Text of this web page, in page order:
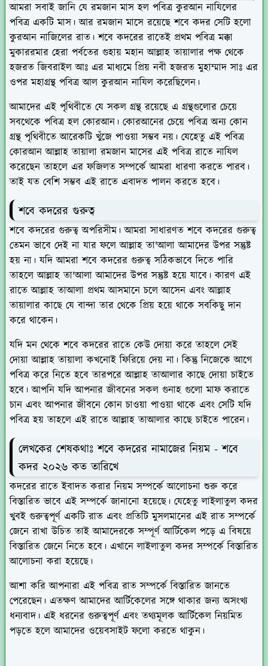
আমরা সবাই জানি যে রমজান মাস হল পবিত্র কুরআন নাযিলের
পবিত্র একটি মাস। আর রমজান মাসে রয়েছে শবে কদর সেটি হলো
কুরআন নাজিলের রাত। শবে কদরের রাতেই প্রথম পবিত্র মক্কা
মুকাররমার হেরা পর্বতের গুহায় মহান আল্লাহ তায়ালার পক্ষ থেকে
হজরত জিবরাইল আঃ এর মাধ্যমে প্রিয় নবী হজরত মুহাম্মাদ সাঃ এর
ওপর মহাগ্রন্থ পবিত্র আল কুরআন নাযিল করেছিলেন।
আমাদের এই পৃথিবীতে যে সকল গ্রন্থ রয়েছে এ গ্রন্থগুলোর চেয়ে
সবথেকে পবিত্র হল কোরআন। কোরআনের চেয়ে পবিত্র অন্য কোন
গ্রন্থ পৃথিবীতে আরেকটি খুঁজে পাওয়া সম্ভব নয়। যেহেতু এই পবিত্র
কোরআন আল্লাহ তায়ালা রমজান মাসের এই পবিত্র রাতে নাযিল
করেছেন তাহলে এর ফজিলত সম্পর্কে আমরা ধারণা করতে পারব।
তাই যত বেশি সম্ভব এই রাতে এবাদত পালন করতে হবে।
শবে কদরের গুরুত্ব
শবে কদরের গুরুত্ব অপরিসীম। আমরা সাধারণত শবে কদরের গুরুত্ব
তেমন ভাবে দেই না যার ফলে আল্লাহ তা'আলা আমাদের উপর সন্তুষ্ট
হয় না। যদি আমরা শবে কদরের গুরুত্ব সঠিকভাবে দিতে পারি
তাহলে আল্লাহ তা'আলা আমাদের উপর সন্তুষ্ট হয়ে যাবে। কারণ এই
রাতে আল্লাহ তাআলা প্রথম আসমানে চলে আসেন এবং আল্লাহ
তায়ালার কাছে যে বান্দা তার থেকে প্রিয় হয়ে থাকে সবকিছু দান
করে থাকেন।
যদি মন থেকে শবে কদরের রাতে কেউ দোয়া করে তাহলে সেই
দোয়া আল্লাহ তায়ালা কখনোই ফিরিয়ে দেয় না। কিন্তু নিজেকে আগে
পবিত্র করে নিতে হবে তারপরে আল্লাহ তাআলার কাছে দোয়া চাইতে
হবে। আপনি যদি আপনার জীবনের সকল গুনাহ গুলো মাফ করাতে
চান এবং আপনার জীবনে কোন চাওয়া পাওয়া থাকে এবং সেটি যদি
পবিত্র হয় তাহলে এই রাতে আল্লাহ তাআলার কাছে চাইতে পারেন।
লেখকের শেষকথাঃ শবে কদরের নামাজের নিয়ম - শবে
কদর ২০২৬ কত তারিখে
কদরের রাতে ইবাদত করার নিয়ম সম্পর্কে আলোচনা শুরু করে
বিস্তারিত ভাবে এই সম্পর্কে জানানো হয়েছে। যেহেতু লাইলাতুল কদর
খুবই গুরুত্বপূর্ণ একটি রাত এবং প্রতিটি মুসলমানের এই রাত সম্পর্কে
জেনে রাখা উচিত তাই আমাদেরকে সম্পূর্ণ আর্টিকেল পড়ে এ বিষয়ে
বিস্তারিত জেনে নিতে হবে। এখানে লাইলাতুল কদর সম্পর্কে বিস্তারিত
আলোচনা করা হয়েছে।
আশা করি আপনারা এই পবিত্র রাত সম্পর্কে বিস্তারিত জানতে
পেরেছেন। এতক্ষণ আমাদের আর্টিকেলের সঙ্গে থাকার জন্য অসংখ্য
ধন্যবাদ। এই ধরনের গুরুত্বপূর্ণ এবং তথ্যমূলক আর্টিকেল নিয়মিত
পড়তে হলে আমাদের ওয়েবসাইট ফলো করতে থাকুন।